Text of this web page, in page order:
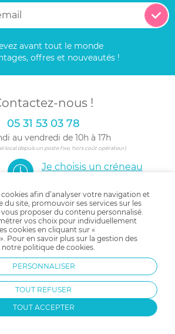
avant tout le monde
offres et nouveautés !
nous !
05 31 53 03 78
au vendredi de 10h à 17h
local depuis un poste fixe, hors coût opérateur)
Je choisis un créneau
Suivez-nous !
plus d'inspirations
et de bons plans !
nous vos trouvailles
afin d’analyser votre navigation et
du site, promouvoir ses services sur les
vous proposer du contenu personnalisé.
vos choix pour individuellement
cookies en cliquant sur «
Pour en savoir plus sur la gestion des
notre politique de cookies.
PERSONNALISER
TOUT REFUSER
TOUT ACCEPTER